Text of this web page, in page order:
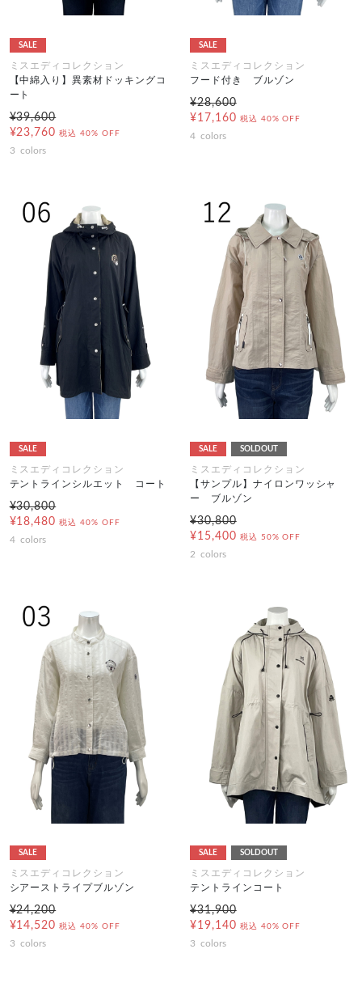
SALE
ミスエディコレクション
【中綿入り】異素材ドッキングコ
ート
¥39,600
¥23,760 税込 40% OFF
3 colors
SALE
ミスエディコレクション
フード付き ブルゾン
¥28,600
¥17,160 税込 40% OFF
4 colors
SALE
ミスエディコレクション
テントラインシルエット コート
¥30,800
¥18,480 税込 40% OFF
4 colors
SALE SOLDOUT
ミスエディコレクション
【サンプル】ナイロンワッシャ
ー ブルゾン
¥30,800
¥15,400 税込 50% OFF
2 colors
SALE
ミスエディコレクション
シアーストライプブルゾン
¥24,200
¥14,520 税込 40% OFF
3 colors
SALE SOLDOUT
ミスエディコレクション
テントラインコート
¥31,900
¥19,140 税込 40% OFF
3 colors